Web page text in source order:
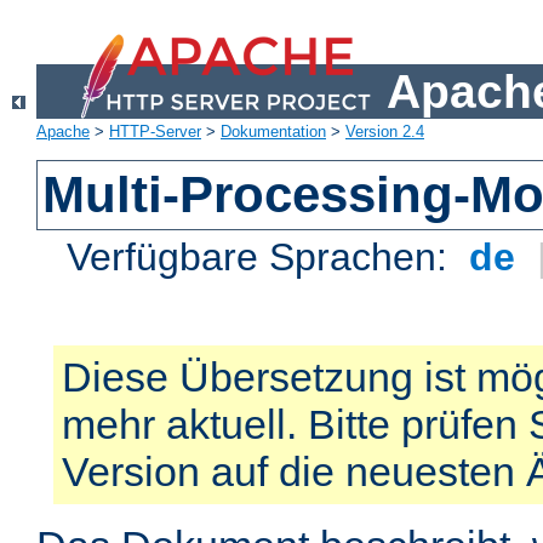
Apache > HTTP-Server> Dokumentation > Version 2.4
Multi-Processing-
Verfügbare Sprachen: de
Diese Übersetzung ist
mehr aktuell. Bitte prüfen
Version auf die neuesten